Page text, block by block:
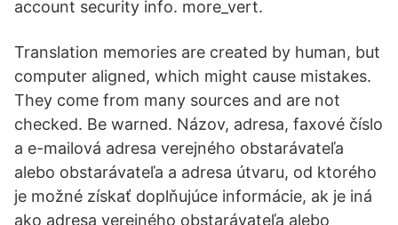
account security info. more_vert.
Translation memories are created by human, but
computer aligned, which might cause mistakes.
They come from many sources and are not
checked. Be warned. Názov, adresa, faxové číslo
a e-mailová adresa verejného obstarávateľa
alebo obstarávateľa a adresa útvaru, od ktorého
je možné získať doplňujúce informácie, ak je iná
ako adresa verejného obstarávateľa alebo